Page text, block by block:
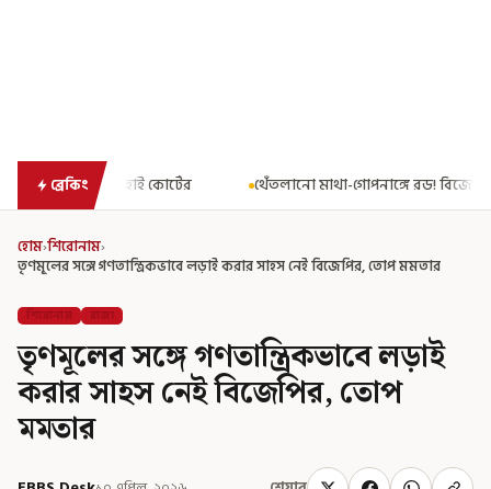
ব্রেকিংথেঁতলানো মাথা-গোপনাঙ্গে রড! বিজেপিশাসিত অসমে নাবালিকার
হোম›শিরোনাম›
তৃণমূলের সঙ্গে গণতান্ত্রিকভাবে লড়াই করার সাহস নেই বিজেপির, তোপ মমতার
শিরোনাম রাজ্য
তৃণমূলের সঙ্গে গণতান্ত্রিকভাবে লড়াই
করার সাহস নেই বিজেপির, তোপ
মমতার